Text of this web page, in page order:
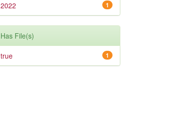
1
2022
Has File(s)
1
true